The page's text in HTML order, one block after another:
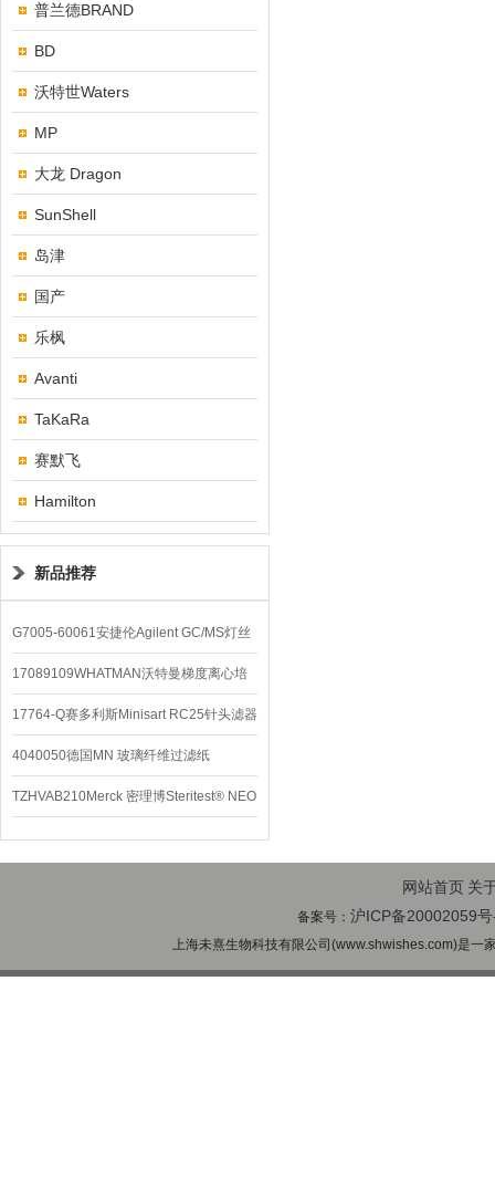
普兰德BRAND
BD
沃特世Waters
MP
大龙 Dragon
SunShell
岛津
国产
乐枫
Avanti
TaKaRa
赛默飞
Hamilton
新品推荐
G7005-60061安捷伦Agilent GC/MS灯丝
配件
17089109WHATMAN沃特曼梯度离心培
养基
17764-Q赛多利斯Minisart RC25针头滤器
4040050德国MN 玻璃纤维过滤纸
TZHVAB210Merck 密理博Steritest® NEO
设备
网站首页 关
备案号：沪ICP备20002059
上海未熹生物科技有限公司(www.shwishes.com)是一